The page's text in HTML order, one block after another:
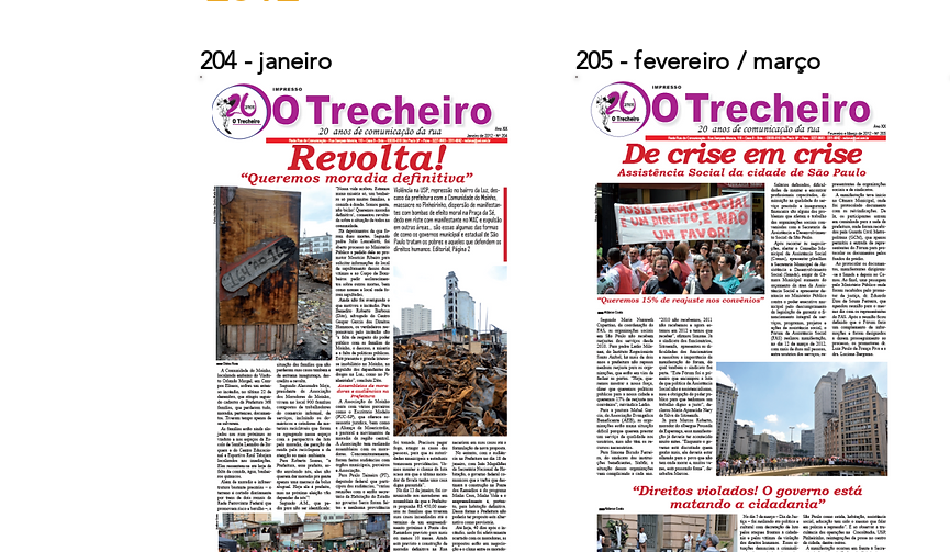
204 - janeiro 205 - fevereiro / março